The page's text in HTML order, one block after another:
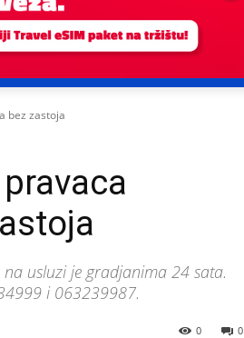
bez zastoja
usluzi je gradjanima 24 sata.
i 063239987.
0
0